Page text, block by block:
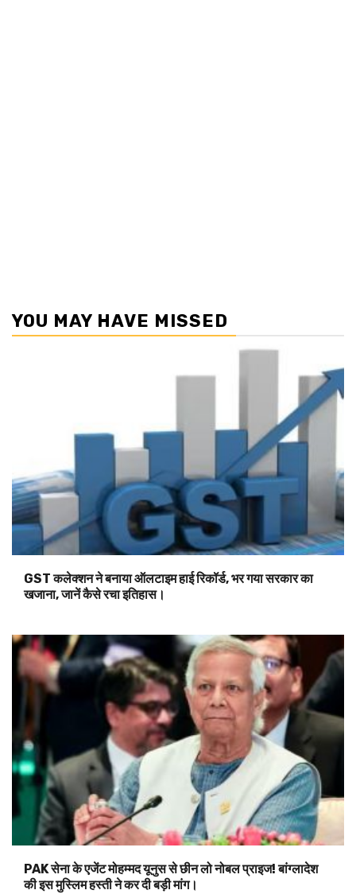
YOU MAY HAVE MISSED
GST कलेक्शन ने बनाया ऑलटाइम हाई रिकॉर्ड, भर गया सरकार का
खजाना, जानें कैसे रचा इतिहास।
PAK सेना के एजेंट मोहम्मद यूनुस से छीन लो नोबल प्राइज! बांग्लादेश
की इस मुस्लिम हस्ती ने कर दी बड़ी मांग।